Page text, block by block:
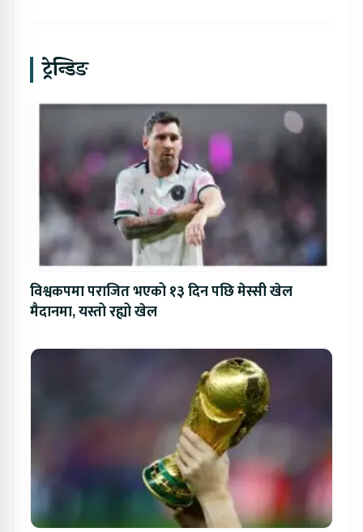
ट्रेन्डिङ
विश्वकपमा पराजित भएको १३ दिन पछि मेस्सी खेल
मैदानमा, यस्तो रह्यो खेल